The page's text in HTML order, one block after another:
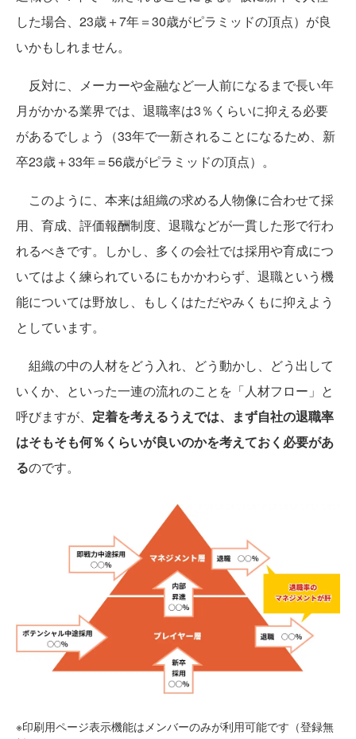
した場合、23歳＋7年＝30歳がピラミッドの頂点）が良
いかもしれません。
反対に、メーカーや金融など一人前になるまで長い年
月がかかる業界では、退職率は3％くらいに抑える必要
があるでしょう（33年で一新されることになるため、新
卒23歳＋33年＝56歳がピラミッドの頂点）。
このように、本来は組織の求める人物像に合わせて採
用、育成、評価報酬制度、退職などが一貫した形で行わ
れるべきです。しかし、多くの会社では採用や育成につ
いてはよく練られているにもかかわらず、退職という機
能については野放し、もしくはただやみくもに抑えよう
としています。
組織の中の人材をどう入れ、どう動かし、どう出して
いくか、といった一連の流れのことを「人材フロー」と
呼びますが、 定着を考えるうえでは、まず自社の退職率
はそもそも何％くらいが良いのかを考えておく必要があ
るのです。
※印刷用ページ表示機能はメンバーのみが利用可能です（登録無